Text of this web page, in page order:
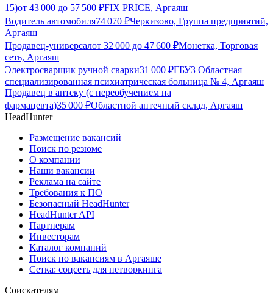
15)от 43 000 до 57 500 ₽FIX PRICE, Аргаяш
Водитель автомобиля74 070 ₽Черкизово, Группа предприятий,
Аргаяш
Продавец-универсалот 32 000 до 47 600 ₽Монетка, Торговая
сеть, Аргаяш
Электросварщик ручной сварки31 000 ₽ГБУЗ Областная
специализированная психиатрическая больница № 4, Аргаяш
Продавец в аптеку (с переобучением на
фармацевта)35 000 ₽Областной аптечный склад, Аргаяш
HeadHunter
Размещение вакансий
Поиск по резюме
О компании
Наши вакансии
Реклама на сайте
Требования к ПО
Безопасный HeadHunter
HeadHunter API
Партнерам
Инвесторам
Каталог компаний
Поиск по вакансиям в Аргаяше
Сетка: соцсеть для нетворкинга
Соискателям